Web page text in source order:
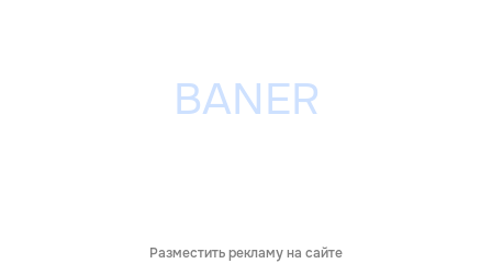
Разместить рекламу на сайте